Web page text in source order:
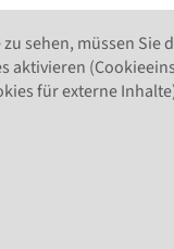
sehen, müssen Sie
aktivieren
für externe